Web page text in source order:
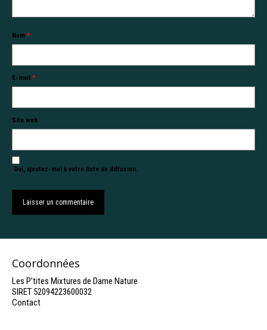
Nom *
E-mail *
Site web
Oui, ajoutez-moi à votre liste de diffusion.
Coordonnées
Les P’tites Mixtures de Dame Nature
SIRET 52094223600032
Contact